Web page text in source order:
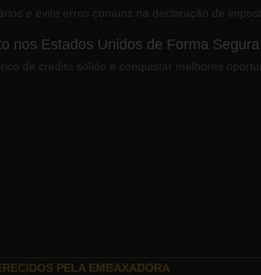
e evite erros comuns na declaração de
nos Estados Unidos de Forma Segura
de crédito sólido e conquistar melhores
PELA EMBAXADORA